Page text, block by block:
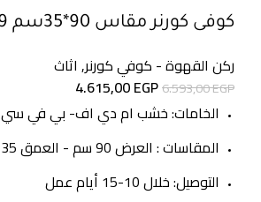
كوفى كورنر مقاس 90*35سم w-179
ركن القهوة - كوفي كورنر, اثاث
6.593,00EGP
4.615,00EGP
الخامات: خشب ام دي اف- بي في سي
المقاسات : العرض 90 سم - العمق 35 سم - الأرتفاع 90 سم
التوصيل: خلال 10-15 أيام عمل